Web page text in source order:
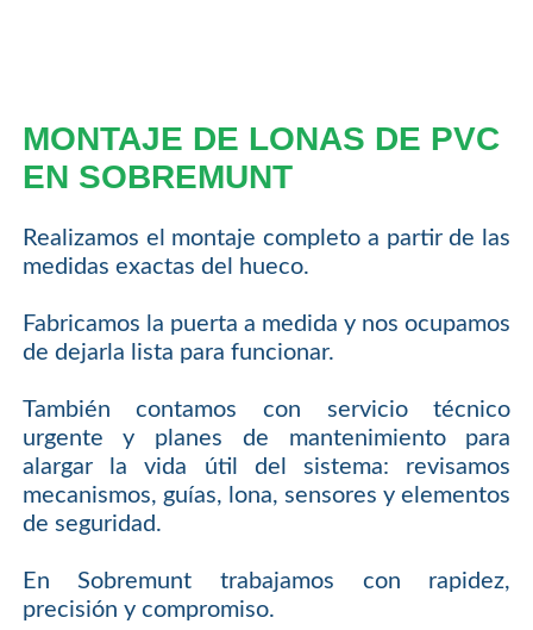
MONTAJE DE LONAS DE PVC
EN SOBREMUNT
Realizamos el montaje completo a partir de las
medidas exactas del hueco.
Fabricamos la puerta a medida y nos ocupamos
de dejarla lista para funcionar.
También contamos con servicio técnico
urgente y planes de mantenimiento para
alargar la vida útil del sistema: revisamos
mecanismos, guías, lona, sensores y elementos
de seguridad.
En Sobremunt trabajamos con rapidez,
precisión y compromiso.